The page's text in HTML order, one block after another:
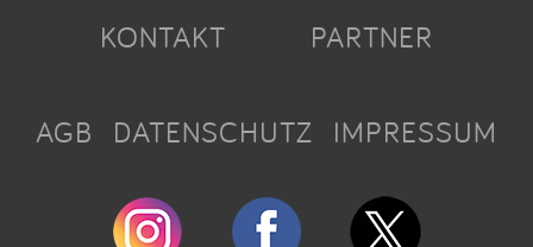
KONTAKT PARTNER
AGB DATENSCHUTZ IMPRESSUM